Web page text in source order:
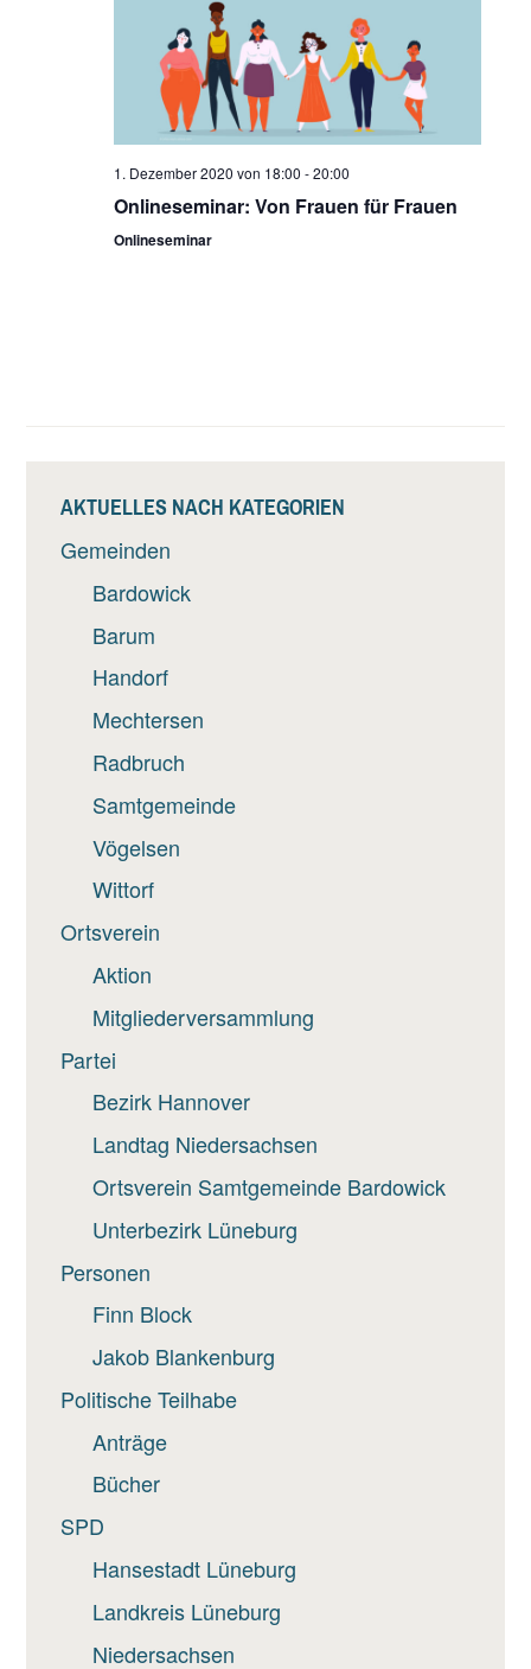
1. Dezember 2020 von 18:00 -20:00
Onlineseminar: Von Frauen für Frauen
Onlineseminar
AKTUELLES NACH KATEGORIEN
Gemeinden
Bardowick
Barum
Handorf
Mechtersen
Radbruch
Samtgemeinde
Vögelsen
Wittorf
Ortsverein
Aktion
Mitgliederversammlung
Partei
Bezirk Hannover
Landtag Niedersachsen
Ortsverein Samtgemeinde Bardowick
Unterbezirk Lüneburg
Personen
Finn Block
Jakob Blankenburg
Politische Teilhabe
Anträge
Bücher
SPD
Hansestadt Lüneburg
Landkreis Lüneburg
Niedersachsen